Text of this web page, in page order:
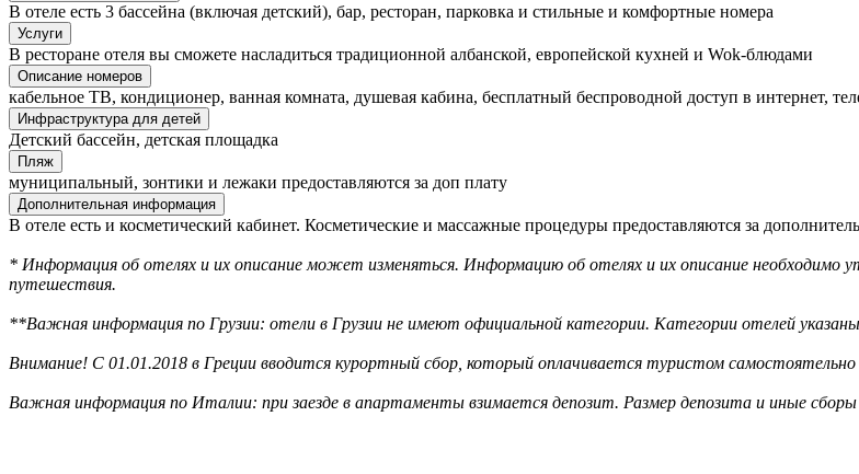
В отеле есть 3 бассейна (включая детский), бар, ресторан, парковка и стильные и комфортные номера
Услуги
В ресторане отеля вы сможете насладиться традиционной албанской, европейской кухней и Wok-блюдами
Описание номеров
кабельное ТВ, кондиционер, ванная комната, душевая кабина, бесплатный беспроводной доступ в интернет,
Инфраструктура для детей
Детский бассейн, детская площадка
Пляж
муниципальный, зонтики и лежаки предоставляются за доп плату
Дополнительная информация
В отеле есть и косметический кабинет. Косметические и массажные процедуры предоставляются за
* Информация об отелях и их описание может изменяться. Информацию об отелях и их описание необходимо
путешествия.
**Важная информация по Грузии: отели в Грузии не имеют официальной категории. Категории отелей указаны
Внимание! С 01.01.2018 в Греции вводится курортный сбор, который оплачивается туристом самостоятельно
Важная информация по Италии: при заезде в апартаменты взимается депозит. Размер депозита и иные